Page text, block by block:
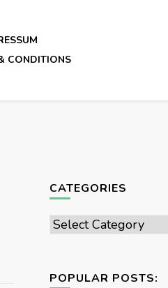
CONDITIONS
CATEGORIES
Categories
POPULAR POSTS: